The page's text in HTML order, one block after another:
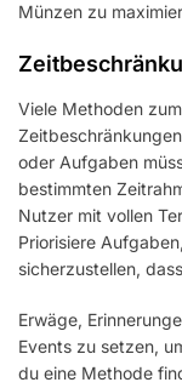
Münzen zu
Viele Methoden
oder Aufgaben
bestimmten
Nutzer mit vollen
Priorisiere
sicherzustellen,
Erwäge,
Events zu setzen,
du eine Methode